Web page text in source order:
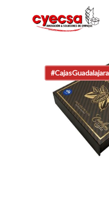
#CajasGuadalajara